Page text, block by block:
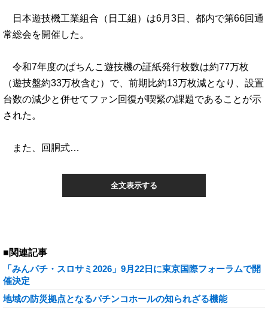
日本遊技機工業組合（日工組）は6月3日、都内で第66回通
常総会を開催した。
令和7年度のぱちんこ遊技機の証紙発行枚数は約77万枚
（遊技盤約33万枚含む）で、前期比約13万枚減となり、設置
台数の減少と併せてファン回復が喫緊の課題であることが示
された。
また、回胴式…
全文表示する
■関連記事
「みんパチ・スロサミ2026」9月22日に東京国際フォーラムで開
催決定
地域の防災拠点となるパチンコホールの知られざる機能